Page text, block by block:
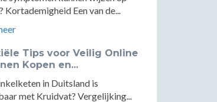
Kortademigheid Een van de...
Tips voor Veilig Online
Kopen en...
in Duitsland is
met Kruidvat? Vergelijking...